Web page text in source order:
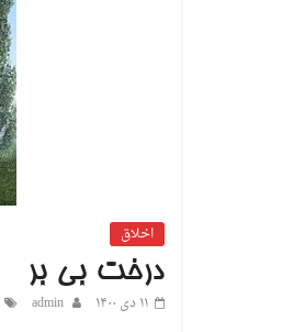
اخلاق
درخت بی بر
۱۱ دی ۱۴۰۰ admin